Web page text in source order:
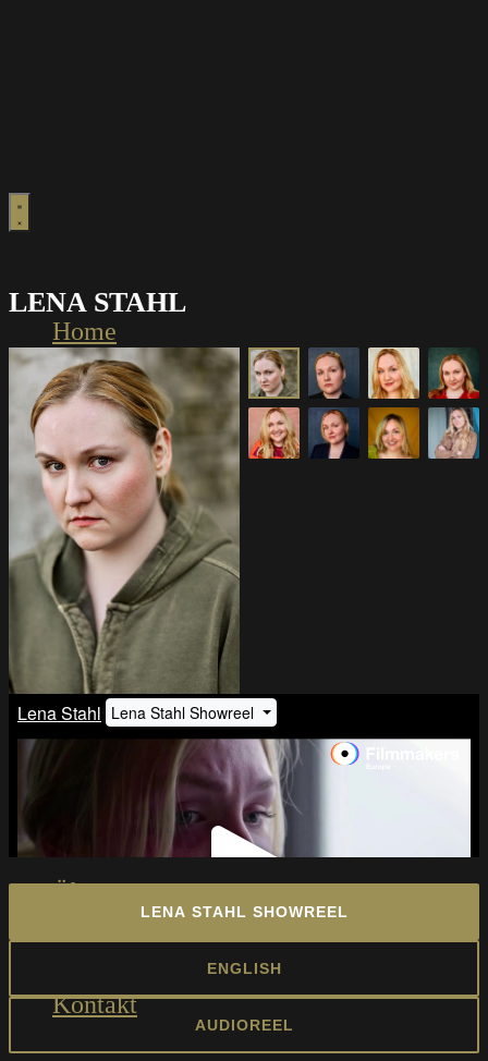
Home
Frauen
Männer
Filmemacher
Über uns
Kontakt
LENA STAHL
LENA STAHL SHOWREEL
ENGLISH
AUDIOREEL